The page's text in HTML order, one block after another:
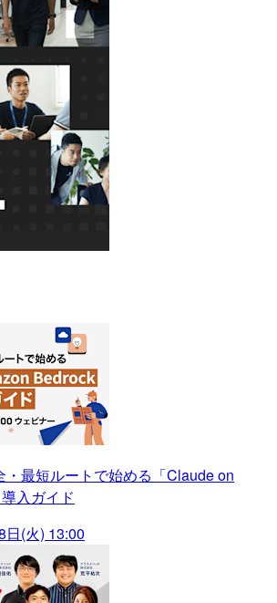
・最短ルートで始める「Claude on
入ガイド
(火) 13:00